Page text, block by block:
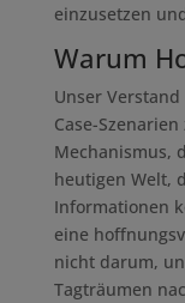
einzusetzen
Warum
Unser
Case-
Mechanismus,
heutigen Welt,
Informationen
eine
nicht darum,
Tagträumen